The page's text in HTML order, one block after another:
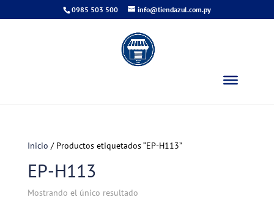
0985 503 500 info@tiendazul.com.py
Inicio / Productos etiquetados “EP-H113”
EP-H113
Mostrando el único resultado